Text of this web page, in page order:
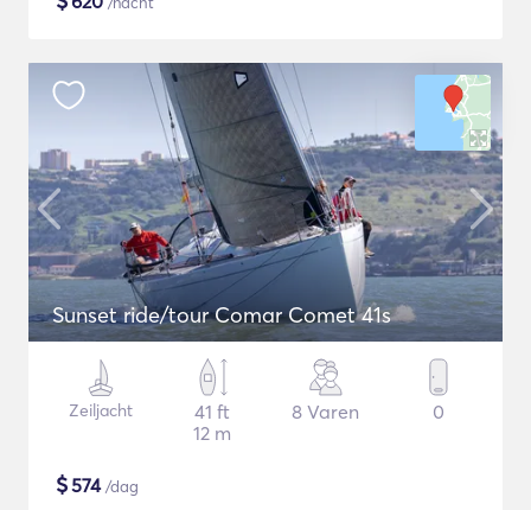
Sunset ride/tour Comar Comet 41s
Zeiljacht
41 ft
12 m
8 Varen 0
$574/dag